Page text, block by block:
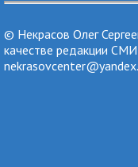
© Некрасов Олег
качестве редакции СМИ